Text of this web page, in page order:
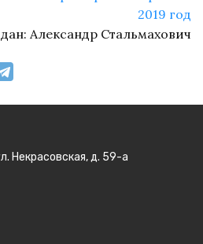
2019 год
Александр Стальмахович
Некрасовская, д. 59-а